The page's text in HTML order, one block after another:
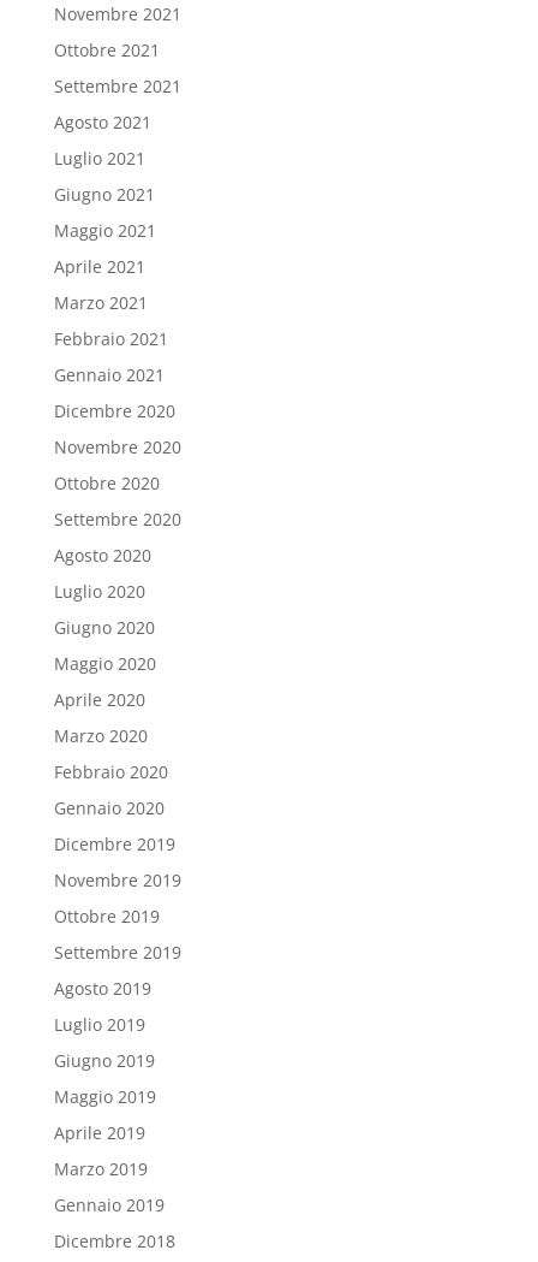
Novembre 2021
Ottobre 2021
Settembre 2021
Agosto 2021
Luglio 2021
Giugno 2021
Maggio 2021
Aprile 2021
Marzo 2021
Febbraio 2021
Gennaio 2021
Dicembre 2020
Novembre 2020
Ottobre 2020
Settembre 2020
Agosto 2020
Luglio 2020
Giugno 2020
Maggio 2020
Aprile 2020
Marzo 2020
Febbraio 2020
Gennaio 2020
Dicembre 2019
Novembre 2019
Ottobre 2019
Settembre 2019
Agosto 2019
Luglio 2019
Giugno 2019
Maggio 2019
Aprile 2019
Marzo 2019
Gennaio 2019
Dicembre 2018